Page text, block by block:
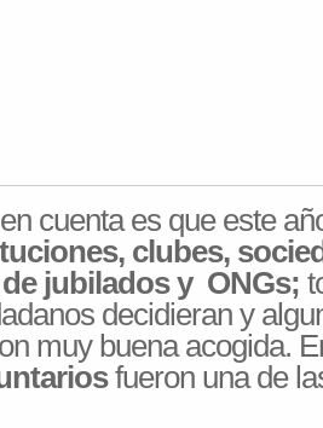
cuenta es que este
clubes,
jubilados y ONGs;
decidieran y
muy buena acogida.
fueron una de